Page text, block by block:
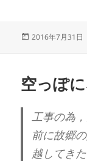
投
2016年7月31日
空っぽ
工事の為
前に故郷
越してき